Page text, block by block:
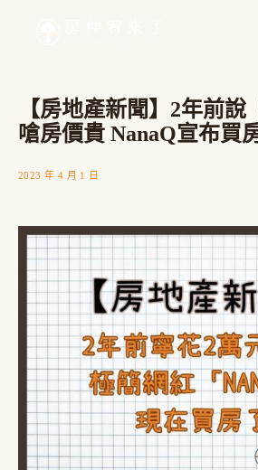
【房地產新聞】2年前說
嗆房價貴 NanaQ宣布買
2023 年 4 月 1 日